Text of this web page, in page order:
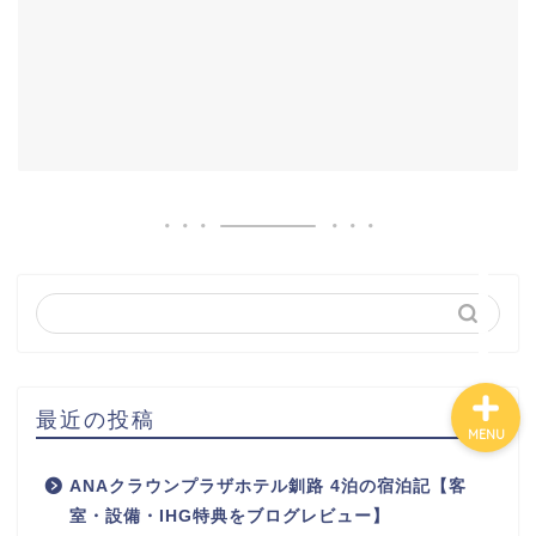
最近の投稿
ANAクラウンプラザホテル釧路 4泊の宿泊記【客
室・設備・IHG特典をブログレビュー】
MENU
グルメ
ハワイ